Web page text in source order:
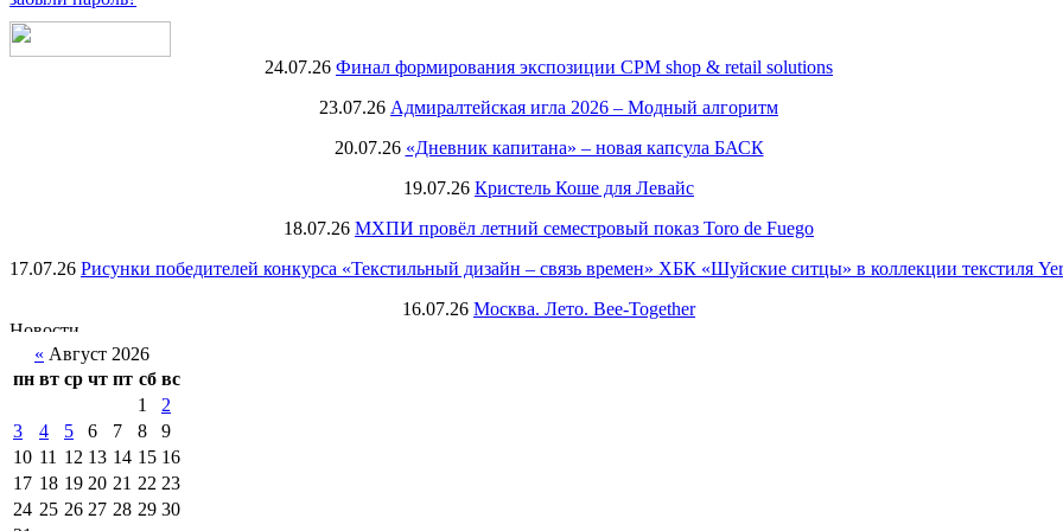
24.07.26 Финал формирования экспозиции CPM shop & retail solutions
23.07.26 Адмиралтейская игла 2026 – Модный алгоритм
20.07.26 «Дневник капитана» – новая капсула БАСК
19.07.26 Кристель Коше для Левайс
18.07.26 МХПИ провёл летний семестровый показ Toro de Fuego
17.07.26 Рисунки победителей конкурса «Текстильный дизайн – связь времен» ХБК «Шуйские ситцы» в коллекции текстиля
16.07.26 Москва. Лето. Bee-Together
« Август 2026
пн вт ср чт пт сб вс
1
2
3
4 5 6 7 8
9
10 11 12 13 14 15 16
17 18 19 20 21 22 23
24 25 26 27 28 29 30